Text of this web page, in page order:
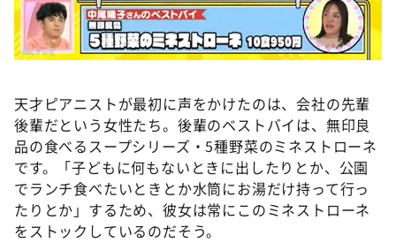
天才ピアニストが最初に声をかけたのは、会社の先輩
後輩だという女性たち。後輩のベストバイは、無印良
品の食べるスープシリーズ・5種野菜のミネストローネ
です。「子どもに何もないときに出したりとか、公園
でランチ食べたいときとか水筒にお湯だけ持って行っ
たりとか」するため、彼女は常にこのミネストローネ
をストックしているのだそう。